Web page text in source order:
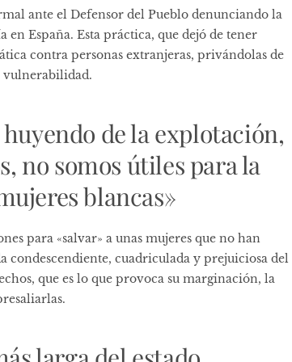
ante el Defensor del Pueblo denunciando la
España. Esta práctica, que dejó de tener
contra personas extranjeras, privándolas de
vulnerabilidad.
de la explotación,
no somos útiles para la
blancas»
para «salvar» a unas mujeres que no han
condescendiente, cuadriculada y prejuiciosa del
que es lo que provoca su marginación, la